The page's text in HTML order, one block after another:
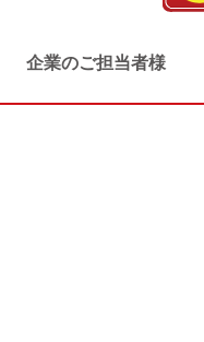
企業のご担当者様